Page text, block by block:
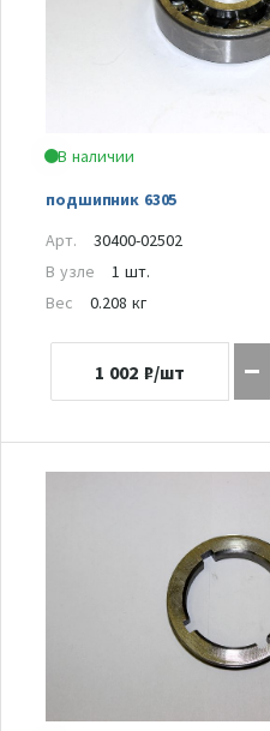
В наличии
подшипник 6305
Арт.
30400-02502
В узле
1 шт.
Вес
0.208 кг
1 002 ₽/шт